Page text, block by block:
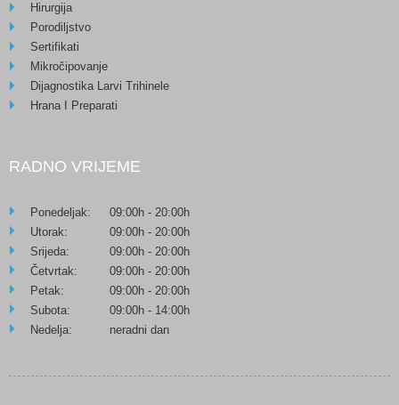
Hirurgija
Porodiljstvo
Sertifikati
Mikročipovanje
Dijagnostika Larvi Trihinele
Hrana I Preparati
RADNO VRIJEME
Ponedeljak:
09:00h - 20:00h
Utorak:
09:00h - 20:00h
Srijeda:
09:00h - 20:00h
Četvrtak:
09:00h - 20:00h
Petak:
09:00h - 20:00h
Subota:
09:00h - 14:00h
Nedelja:
neradni dan